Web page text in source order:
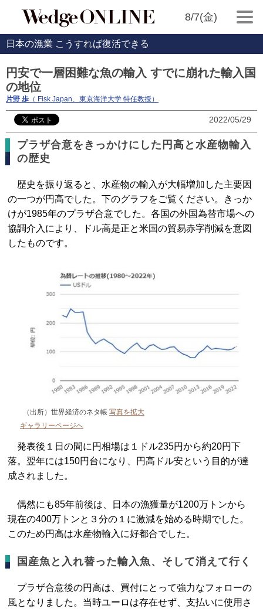
8/7(金)
日本の漁業 こうすれば復活できる
円安で一層困難な魚の輸入 すでに崩れた輸入国
の地位
片野 歩 （ Fisk Japan、東京海洋大学 特任教授）
2022/05/29
プラザ合意をきっかけにした円高と水産物輸入
の歴史
歴史を振り返ると、水産物の輸入が大幅増加した主要因
の一つが円高でした。下のグラフをご覧ください。きっか
けが1985年のプラザ合意でした。各国の外国為替市場への
協調介入により、ドル高是正と米国の貿易赤字削減を意図
したものです。
（出所）世界経済のネタ帳 写真を拡大
ギャラリーページへ
発表後１日の間に円相場は１ドル235円から約20円下
落。翌年には150円台になり、円高ドル安という目的が達
成されました。
偶然にも85年前後は、日本の漁獲量が1200万トンから
現在の400万トンと３分の１に激減を始める時期でした。
このため円高は水産物輸入に好都合でした。
国産魚と入れ替った輸入魚、そして消えて行く
プラザ合意後の円高は、買付にとって強力なフォローの
風となりました。当時ユーロは存在せず、支払いに使用さ